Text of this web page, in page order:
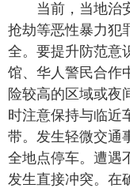
当前，当地治
抢劫等恶性暴力犯
全。要提升防范意
馆、华人警民合作
险较高的区域或夜
时注意保持与临近
带。发生轻微交通
全地点停车。遭遇
发生直接冲突。在